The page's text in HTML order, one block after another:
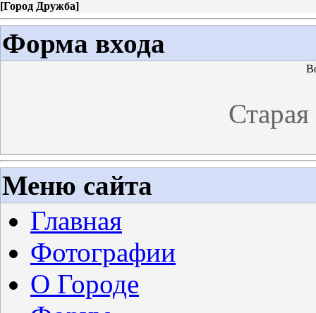
[Город Дружба]
Форма входа
Меню сайта
Главная
Фотографии
О Городе